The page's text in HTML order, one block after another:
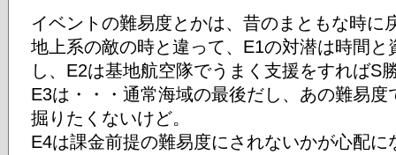
イベントの難易度とかは、昔のまともな時に
地上系の敵の時と違って、E1の対潜は時間
し、E2は基地航空隊でうまく支援をすればS
E3は・・・通常海域の最後だし、あの難易
掘りたくないけど。
E4は課金前提の難易度にされないかが心配に